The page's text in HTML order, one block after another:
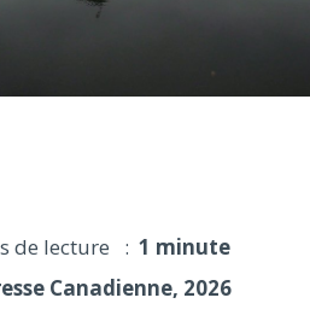
de lecture : 1 minute
Canadienne, 2026